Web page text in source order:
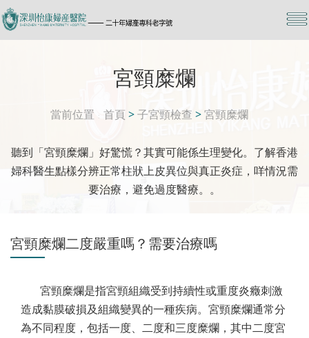
宮頸糜爛
當前位置 首頁 >子宮頸檢查 >宮頸糜爛
聽到「宮頸糜爛」好驚慌？其實可能係生理變化。了解香港
婦科醫生點樣分辨正常柱狀上皮異位與真正炎症，咩情況需
要治療，避免過度醫療。。
宮頸糜爛二度嚴重嗎？需要治療嗎
宮頸糜爛是指宮頸組織受到持續性或重度炎癥刺激
造成黏膜破損及組織變異的一種疾病。宮頸糜爛通常分
為不同程度，包括一度、二度和三度糜爛，其中二度宮